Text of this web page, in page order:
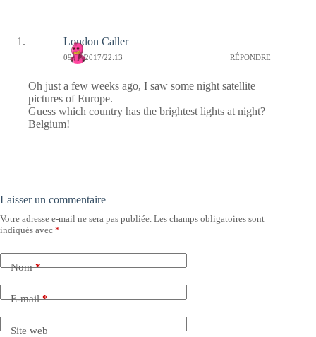
London Caller
09/06/2017/22:13 RÉPONDRE
Oh just a few weeks ago, I saw some night satellite
pictures of Europe.
Guess which country has the brightest lights at night?
Belgium!
Laisser un commentaire
Votre adresse e-mail ne sera pas publiée. Les champs obligatoires sont
indiqués avec *
Nom*
E-mail*
Site web